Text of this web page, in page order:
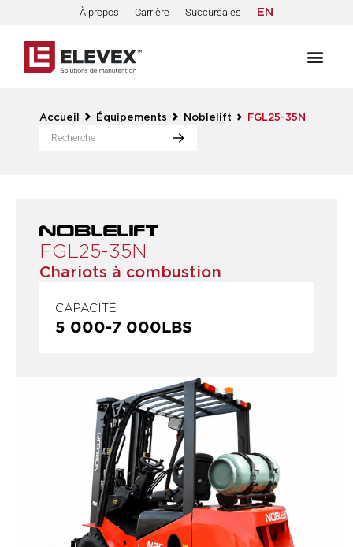
À propos Carrière Succursales EN
Accueil Équipements Noblelift FGL25-35N
FGL25-35N
Chariots à combustion
CAPACITÉ
5 000-7 000LBS